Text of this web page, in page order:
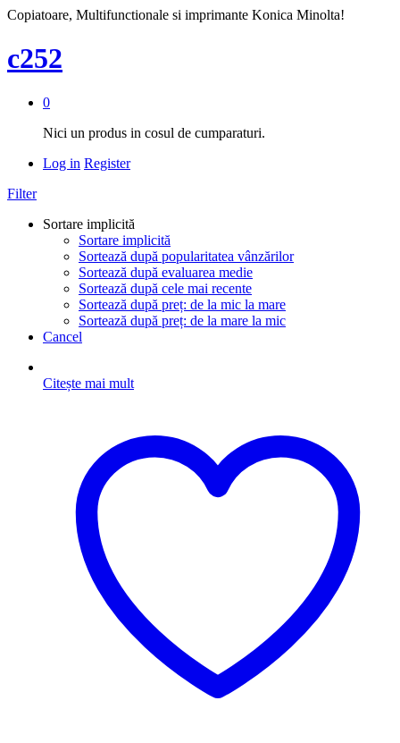
Copiatoare, Multifunctionale si imprimante Konica Minolta!
c252
0
Nici un produs in cosul de cumparaturi.
Log in Register
Filter
Sortare implicită
Sortare implicită
Sortează după popularitatea vânzărilor
Sortează după evaluarea medie
Sortează după cele mai recente
Sortează după preț: de la mic la mare
Sortează după preț: de la mare la mic
Cancel
Citește mai mult